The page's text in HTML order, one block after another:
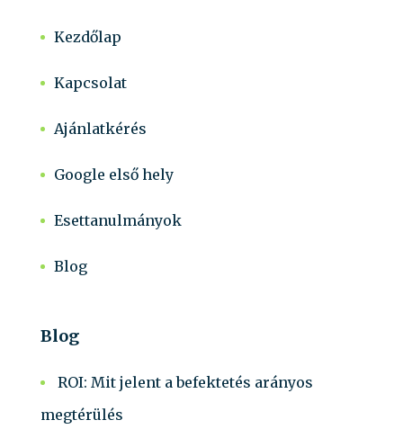
Kezdőlap
Kapcsolat
Ajánlatkérés
Google első hely
Esettanulmányok
Blog
Blog
ROI: Mit jelent a befektetés arányos
megtérülés